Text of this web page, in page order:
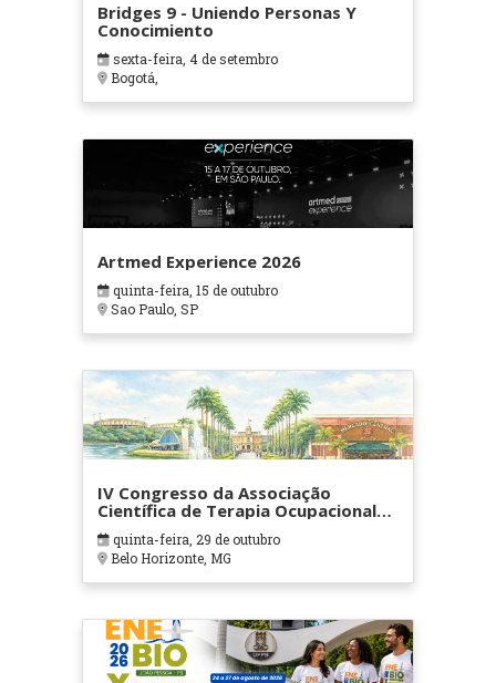
Bridges 9 - Uniendo Personas Y
Conocimiento
sexta-feira, 4 de setembro
Bogotá,
Artmed Experience 2026
quinta-feira, 15 de outubro
Sao Paulo, SP
IV Congresso da Associação
Científica de Terapia Ocupacional
em Contextos Hospitalares e
Cuidados Paliativos - ATOHOSP
quinta-feira, 29 de outubro
Belo Horizonte, MG